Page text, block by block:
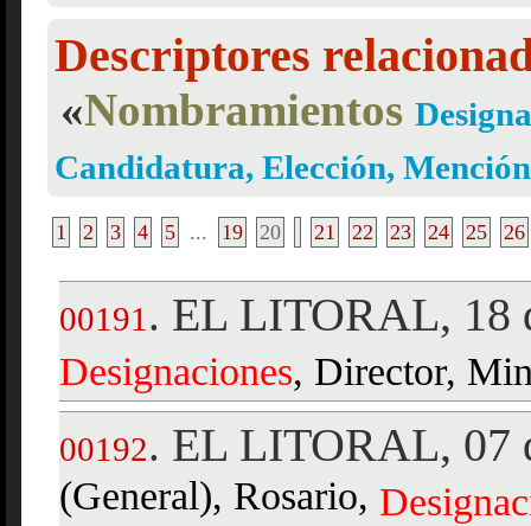
Descriptores
«Nombramientos
Candidatura, Elección,
1 2 3 4 5 ... 19 20 21 22 23 24 25 26
00191 . EL LITORAL, 18
Designaciones, Director,
00192. EL LITORAL, 07
(General), Rosario,